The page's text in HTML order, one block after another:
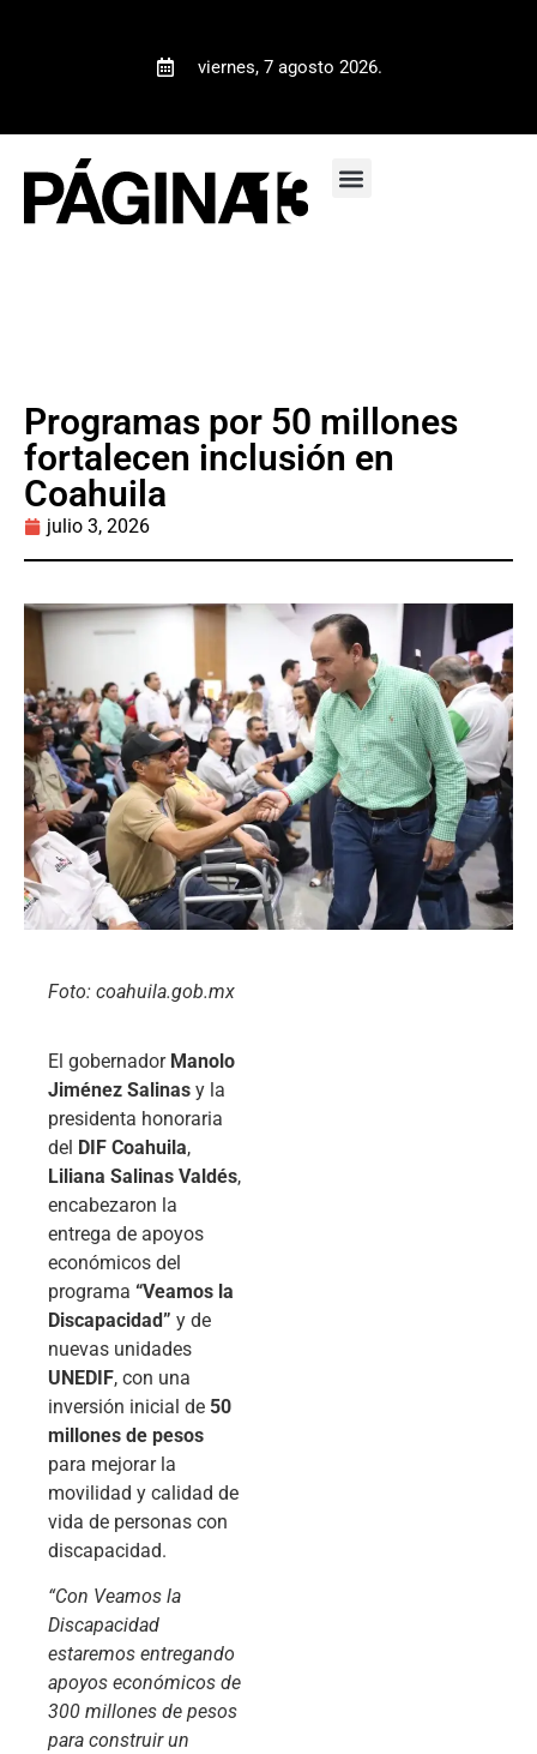
viernes, 7 agosto 2026.
Programas por 50 millones
fortalecen inclusión en
Coahuila
julio 3, 2026
Foto: coahuila.gob.mx
El gobernador Manolo
Jiménez Salinas y la
presidenta honoraria
del DIF Coahuila,
Liliana Salinas Valdés,
encabezaron la
entrega de apoyos
económicos del
programa “Veamos la
Discapacidad” y de
nuevas unidades
UNEDIF, con una
inversión inicial de 50
millones de pesos
para mejorar la
movilidad y calidad de
vida de personas con
discapacidad.
“Con Veamos la
Discapacidad
estaremos entregando
apoyos económicos de
300 millones de pesos
para construir un